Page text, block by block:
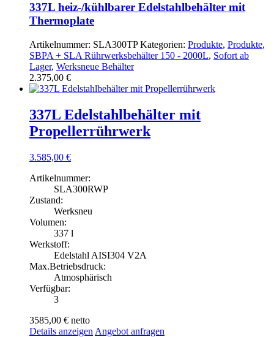
337L heiz-/kühlbarer Edelstahlbehälter mit
Thermoplate
Artikelnummer: SLA300TP Kategorien: Produkte, Produkte,
SBPA + SLA Rührwerksbehälter 150 - 2000L, Sofort ab
Lager, Werksneue Behälter
2.375,00 €
337L Edelstahlbehälter mit
Propellerrührwerk
3.585,00 €
Artikelnummer:
SLA300RWP
Zustand:
Werksneu
Volumen:
337 l
Werkstoff:
Edelstahl AISI304 V2A
Max.Betriebsdruck:
Atmosphärisch
Verfügbar:
3
3585,00 € netto
Details anzeigen Angebot anfragen